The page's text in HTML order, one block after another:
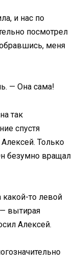
и нас по
посмотрел
меня
— Она сама!
так
спустя
Только
безумно вращал
какой-то левой
вытирая
Алексей.